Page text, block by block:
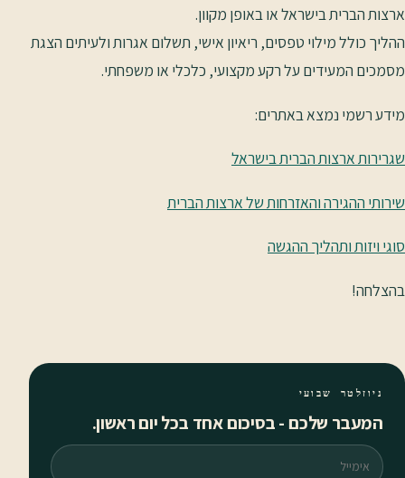
ארצות הברית בישראל או באופן מקוון.
ההליך כולל מילוי טפסים, ריאיון אישי, תשלום אגרות ולעיתים הצגת
מסמכים המעידים על רקע מקצועי, כלכלי או משפחתי.
מידע רשמי נמצא באתרים:
שגרירות ארצות הברית בישראל
שירותי ההגירה והאזרחות של ארצות הברית
סוגי ויזות ותהליך ההגשה
בהצלחה!
ניוזלטר שבועי
המעבר שלכם - בסיכום אחד בכל יום ראשון.
אימייל